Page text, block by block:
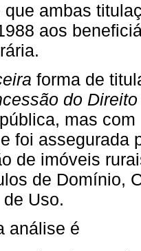
que ambas
aos
forma de
do
mas
foi assegurada
de imóveis
de Domínio,
Uso.
análise é